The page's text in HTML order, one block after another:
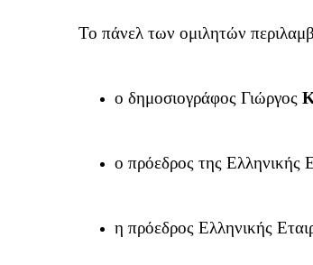
Το πάνελ των ομιλητών
ο δημοσιογράφος Γιώργος
ο πρόεδρος της Ελληνικής
η πρόεδρος Ελληνικής